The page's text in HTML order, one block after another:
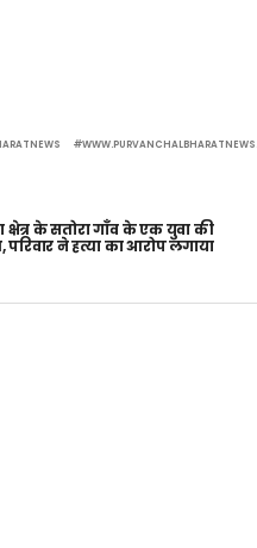
के सतोरा गाँव के एक युवा की
ने हत्या का आरोप लगाया